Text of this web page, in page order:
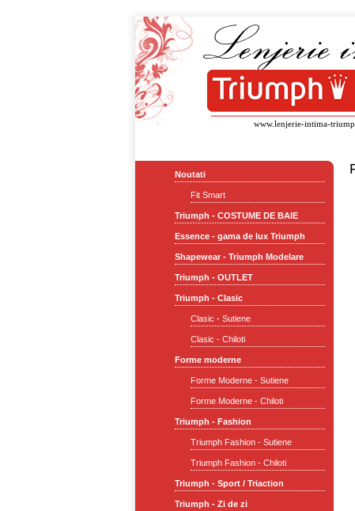
www.lenjerie-intima-
Noutati
Fit Smart
Triumph - COSTUME DE BAIE
Essence - gama de lux Triumph
Shapewear - Triumph Modelare
Triumph - OUTLET
Triumph - Clasic
Clasic - Sutiene
Clasic - Chiloti
Forme moderne
Forme Moderne - Sutiene
Forme Moderne - Chiloti
Triumph - Fashion
Triumph Fashion - Sutiene
Triumph Fashion - Chiloti
Triumph - Sport / Triaction
Triumph - Zi de zi